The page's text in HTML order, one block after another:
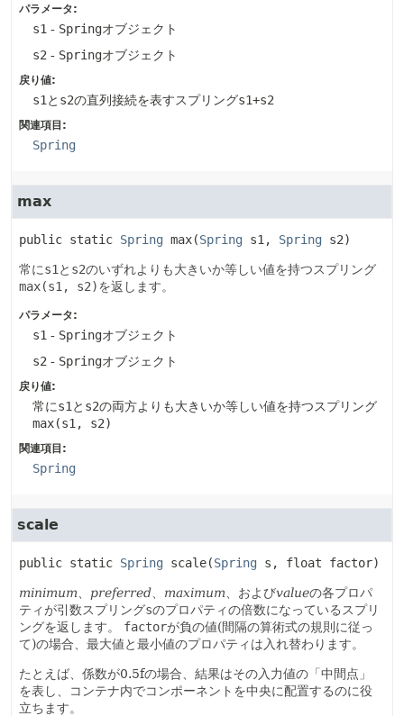
パラメータ:
s1 - Springオブジェクト
s2 - Springオブジェクト
戻り値:
s1 と s2の直列接続を表すスプリングs1+s2
関連項目:
Spring
max
public static Spring max(Spring s1, Spring s2)
常にs1 と s2のいずれよりも大きいか等しい値を持つスプリング
max(s1, s2)を返します。
パラメータ:
s1 - Springオブジェクト
s2 - Springオブジェクト
戻り値:
常にs1 と s2の両方よりも大きいか等しい値を持つスプリング
max(s1, s2)
関連項目:
Spring
scale
public static Spring scale(Spring s, float factor)
minimum preferred maximum 、およびvalueの各プロパ
ティが引数スプリングsのプロパティの倍数になっているスプリ
ングを返します。
factorが負の値(間隔の算術式の規則に従っ
て)の場合、最大値と最小値のプロパティは入れ替わります。
たとえば、係数が0.5fの場合、結果はその入力値の「中間点」
を表し、コンテナ内でコンポーネントを中央に配置するのに役
立ちます。